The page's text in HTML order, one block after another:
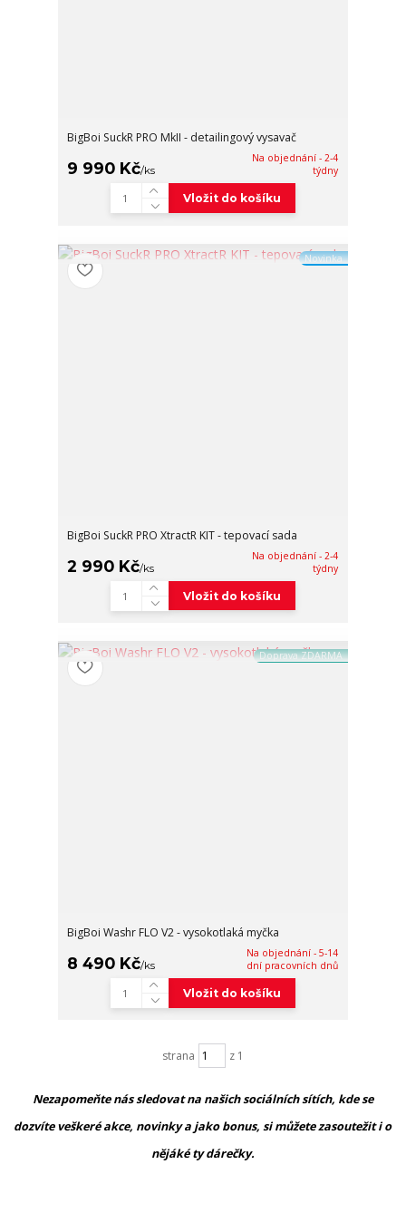
BigBoi SuckR PRO MkII - detailingový vysavač
9 990 Kč/ks
Na objednání - 2-4
týdny
Vložit do košíku
Novinka
BigBoi SuckR PRO XtractR KIT - tepovací sada
2 990 Kč/ks
Na objednání - 2-4
týdny
Vložit do košíku
Doprava ZDARMA
BigBoi Washr FLO V2 - vysokotlaká myčka
8 490 Kč/ks
Na objednání - 5-14
dní pracovních dnů
Vložit do košíku
strana z 1
Nezapomeňte nás sledovat na našich sociálních sítích, kde se
dozvíte veškeré akce, novinky a jako bonus, si můžete zasoutežit i o
nějáké ty dárečky.